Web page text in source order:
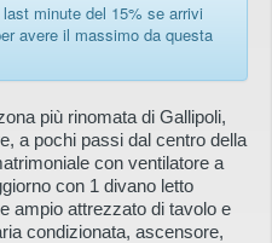
minute del 15% se arrivi
avere il massimo da questa
più rinomata di Gallipoli,
a pochi passi dal centro della
con ventilatore a
con 1 divano letto
ampio attrezzato di tavolo e
condizionata, ascensore,